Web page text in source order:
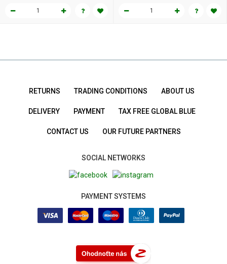
RETURNS TRADING CONDITIONS ABOUT US
DELIVERY PAYMENT TAX FREE GLOBAL BLUE
CONTACT US OUR FUTURE PARTNERS
SOCIAL NETWORKS
PAYMENT SYSTEMS